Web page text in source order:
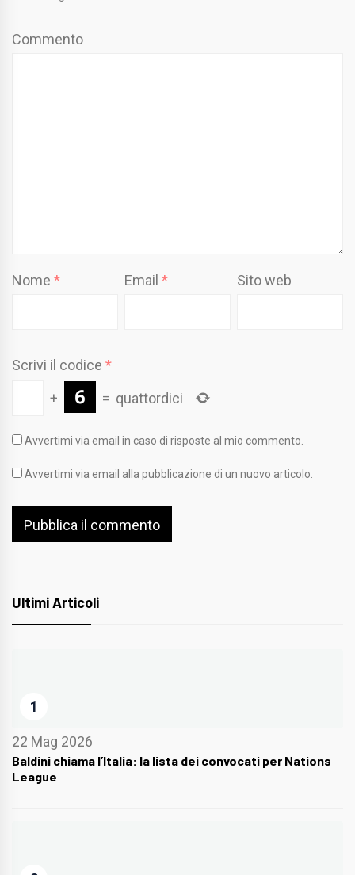
Commento
Nome * Email* Sito web
Scrivi il codice *
+
= quattordici
Avvertimi via email in caso di risposte al mio commento.
Avvertimi via email alla pubblicazione di un nuovo articolo.
Ultimi Articoli
1
22 Mag 2026
Baldini chiama l’Italia: la lista dei convocati per Nations
League